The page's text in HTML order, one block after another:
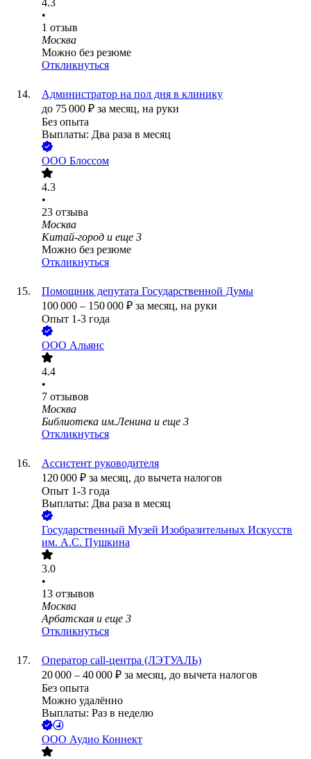
4.3
•
1 отзыв
Москва
Можно без резюме
Откликнуться
Администратор на пол дня в клинику
до 75 000 ₽ за месяц, на руки
Без опыта
Выплаты: Два раза в месяц
ООО Блоссом
4.3
•
23 отзыва
Москва
Китай-город и еще 3
Можно без резюме
Откликнуться
Помощник депутата Государственной Думы
100 000 – 150 000 ₽ за месяц, на руки
Опыт 1-3 года
ООО Альянс
4.4
•
7 отзывов
Москва
Библиотека им.Ленина и еще 3
Откликнуться
Ассистент руководителя
120 000 ₽ за месяц, до вычета налогов
Опыт 1-3 года
Выплаты: Два раза в месяц
Государственный Музей Изобразительных Искусств
им. А.С. Пушкина
3.0
•
13 отзывов
Москва
Арбатская и еще 3
Откликнуться
Оператор call-центра (ЛЭТУАЛЬ)
20 000 – 40 000 ₽ за месяц, до вычета налогов
Без опыта
Можно удалённо
Выплаты: Раз в неделю
ООО Аудио Коннект